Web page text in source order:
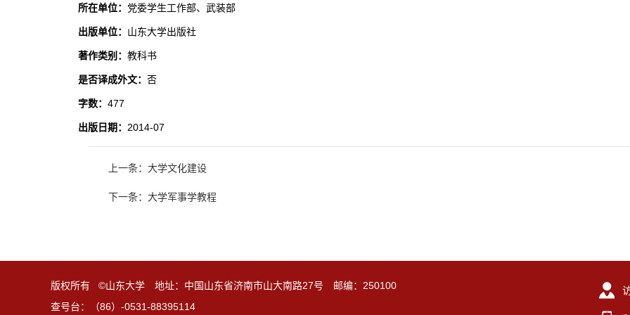
所在单位： 党委学生工作部、武装部
出版单位： 山东大学出版社
著作类别： 教科书
是否译成外文： 否
字数： 477
出版日期： 2014-07
上一条：大学文化建设
下一条：大学军事学教程
版权所有 ©山东大学 地址：中国山东省济南市山大南路27号 邮编：250100
查号台：（86）-0531-88395114